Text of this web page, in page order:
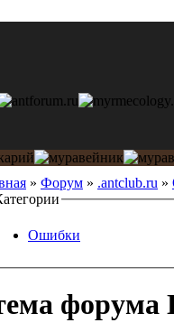
» Форум » .antclub.ru »
Ошибки